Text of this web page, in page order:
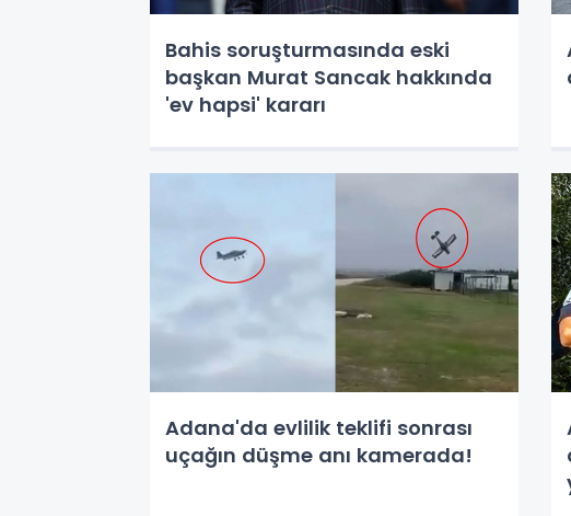
Bahis soruşturmasında eski
başkan Murat Sancak hakkında
'ev hapsi' kararı
Adana'da evlilik teklifi sonrası
uçağın düşme anı kamerada!